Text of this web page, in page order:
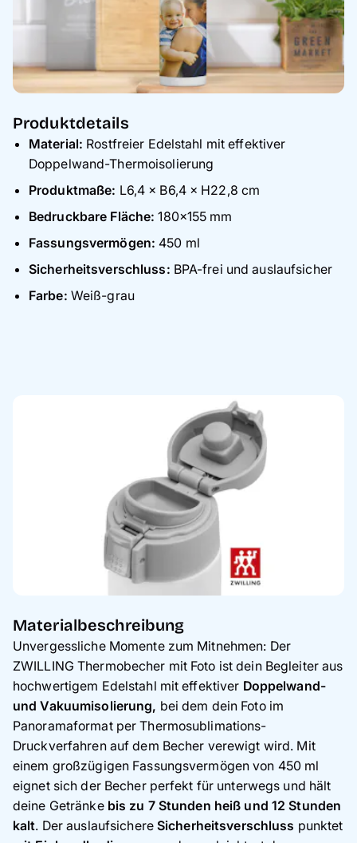
Produktdetails
Material: Rostfreier Edelstahl mit effektiver
Doppelwand-Thermoisolierung
Produktmaße: L6,4 × B6,4 × H22,8 cm
Bedruckbare Fläche:180×155 mm
Fassungsvermögen:450 ml
Sicherheitsverschluss: BPA-frei und auslaufsicher
Farbe: Weiß-grau
Materialbeschreibung
Unvergessliche Momente zum Mitnehmen: Der
ZWILLING Thermobecher mit Foto ist dein Begleiter aus
hochwertigem Edelstahl mit effektiver Doppelwand-
und Vakuumisolierung, bei dem dein Foto im
Panoramaformat per Thermosublimations-
Druckverfahren auf dem Becher verewigt wird. Mit
einem großzügigen Fassungsvermögen von 450 ml
eignet sich der Becher perfekt für unterwegs und hält
deine Getränkebis zu 7 Stunden heiß und 12 Stunden
kalt. Der auslaufsichereSicherheitsverschluss punktet